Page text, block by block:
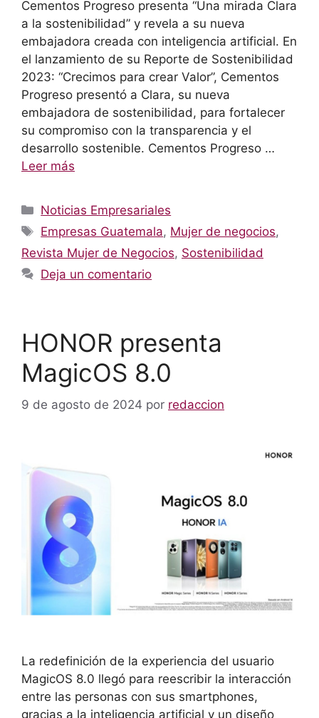
Cementos Progreso presenta “Una mirada Clara
a la sostenibilidad” y revela a su nueva
embajadora creada con inteligencia artificial. En
el lanzamiento de su Reporte de Sostenibilidad
2023: “Crecimos para crear Valor”, Cementos
Progreso presentó a Clara, su nueva
embajadora de sostenibilidad, para fortalecer
su compromiso con la transparencia y el
desarrollo sostenible. Cementos Progreso …
Leer más
Categorías
Noticias Empresariales
Etiquetas
Empresas Guatemala, Mujer de negocios,
Revista Mujer de Negocios, Sostenibilidad
Deja un comentario
HONOR presenta
MagicOS 8.0
9 de agosto de 2024 por redaccion
La redefinición de la experiencia del usuario
MagicOS 8.0 llegó para reescribir la interacción
entre las personas con sus smartphones,
gracias a la inteligencia artificial y un diseño